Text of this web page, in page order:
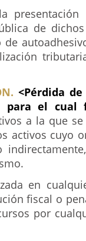
de
<Pérdida
para el cual
a la que
activos cuyo
en
fiscal o
por